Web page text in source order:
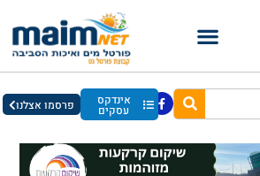
אינדקס
עסקים פרסמו אצלנו